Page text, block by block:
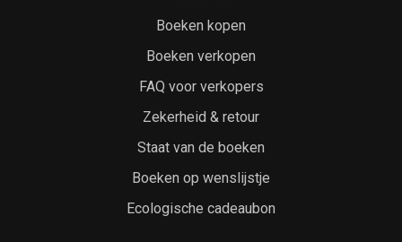
Boeken kopen
Boeken verkopen
FAQ voor verkopers
Zekerheid & retour
Staat van de boeken
Boeken op wenslijstje
Ecologische cadeaubon